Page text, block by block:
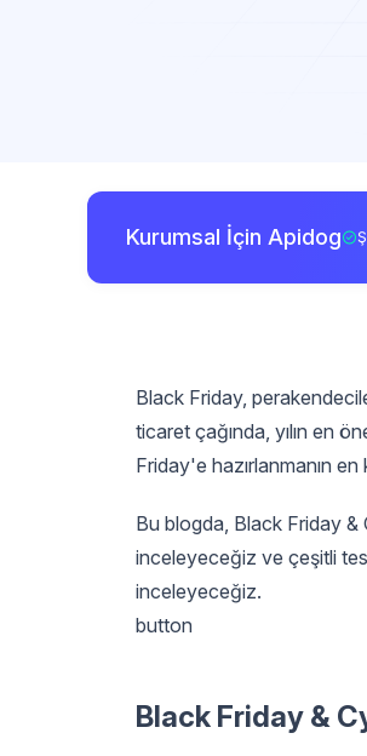
Kurumsal İçin Apidog
Black Friday,
ticaret çağında, yılın en
Friday'e hazırlanmanın
Bu blogda, Black Friday
inceleyeceğiz ve çeşitli
inceleyeceğiz.
button
Black Friday &